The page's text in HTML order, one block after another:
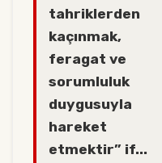
tahriklerden
kaçınmak,
feragat ve
sorumluluk
duygusuyla
hareket
etmektir” if...